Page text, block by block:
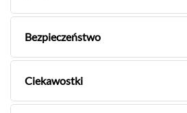
Bezpieczeństwo
Ciekawostki